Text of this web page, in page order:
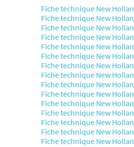
Fiche technique New
Fiche technique New
Fiche technique New
Fiche technique New
Fiche technique New
Fiche technique New
Fiche technique New
Fiche technique New
Fiche technique New
Fiche technique New
Fiche technique New
Fiche technique New
Fiche technique New
Fiche technique New
Fiche technique New